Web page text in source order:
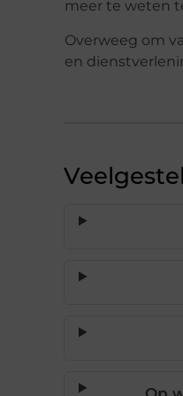
meer te weten
Overweeg om
en